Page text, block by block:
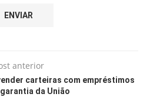
anterior
carteiras com empréstimos
da União